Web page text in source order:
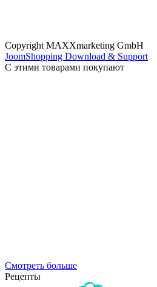
Copyright MAXXmarketing GmbH
JoomShopping Download & Support
С этими товарами покупают
Смотреть больше
Рецепты